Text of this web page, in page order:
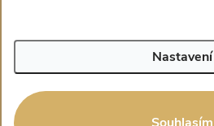
Nastavení
.